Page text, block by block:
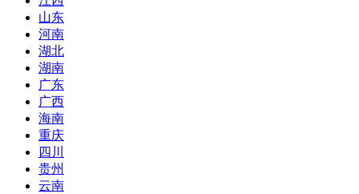
山东
河南
湖北
湖南
广东
广西
海南
重庆
四川
贵州
云南